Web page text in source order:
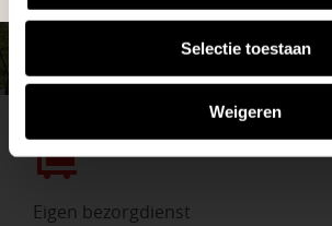
Selectie toestaan
Weigeren
Eigen bezorgdienst